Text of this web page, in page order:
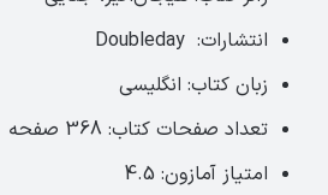
انتشارات: ‏ Doubleday
زبان کتاب: انگلیسی‏
تعداد صفحات کتاب: 368 صفحه ‏
امتیاز آمازون: 4.5 ‏